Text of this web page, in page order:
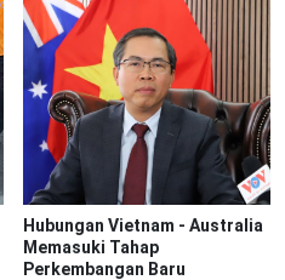
Hubungan Vietnam - Australia
Memasuki Tahap
Perkembangan Baru